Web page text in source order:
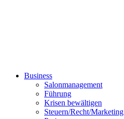
Business
Salonmanagement
Führung
Krisen bewältigen
Steuern/Recht/Marketing